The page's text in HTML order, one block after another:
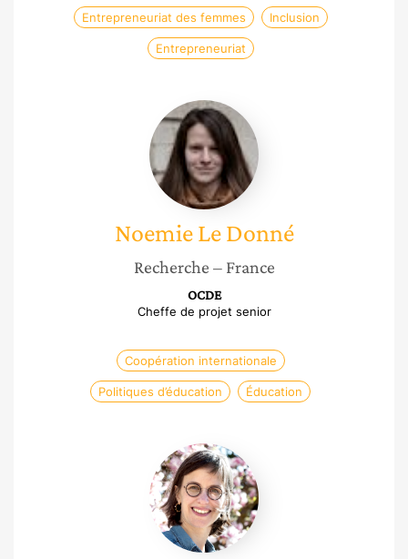
Entrepreneuriat des femmes Inclusion
Entrepreneuriat
Noemie
Le
Donné
Noemie Le Donné
Recherche – France
OCDE
Cheffe de projet senior
Coopération internationale
Politiques d’éducation Éducation
Marine
Griot